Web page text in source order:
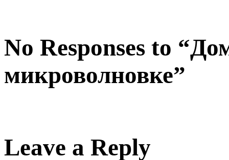
No Responses to
микроволновке”
Leave a Reply